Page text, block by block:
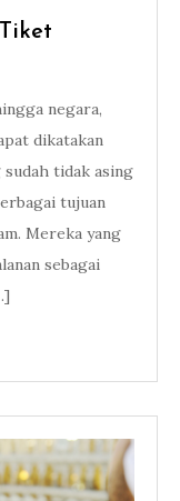
negara,
dikatakan
sudah tidak asing
tujuan
Mereka yang
sebagai